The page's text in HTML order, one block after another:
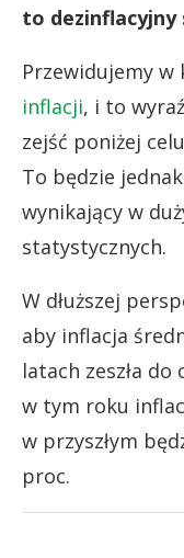
to dezinflacyjny
Przewidujemy
inflacji, i to
zejść poniżej
To będzie
wynikający w
statystycznych.
W dłuższej
aby inflacja
latach zeszła do
w tym roku
w przyszłym
proc.